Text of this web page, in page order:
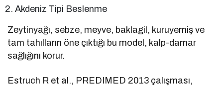
Akdeniz Tipi Beslenme
Zeytinyağı, sebze, meyve, baklagil, kuruyemiş ve
tam tahılların öne çıktığı bu model, kalp-damar
sağlığını korur.
Estruch R et al., PREDIMED 2013 çalışması,